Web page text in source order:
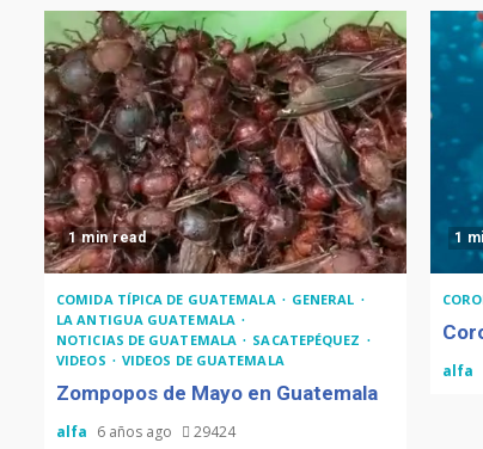
1 min read
COMIDA TÍPICA DE GUATEMALA
GENERAL
LA ANTIGUA GUATEMALA
NOTICIAS DE GUATEMALA
SACATEPÉQUEZ
VIDEOS
VIDEOS DE GUATEMALA
Zompopos de Mayo en Guatemala
alfa 6 años ago 29424
1
alfa